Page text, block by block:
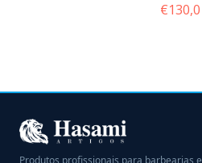
€130,0